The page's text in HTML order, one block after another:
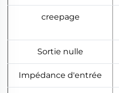
creepage
Sortie nulle
Impédance d'entrée